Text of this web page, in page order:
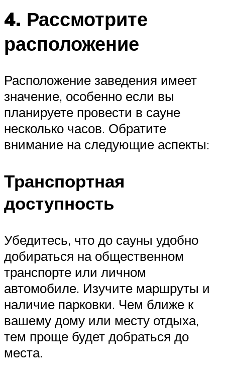
4. Рассмотрите
расположение
Расположение заведения имеет
значение, особенно если вы
планируете провести в сауне
несколько часов. Обратите
внимание на следующие аспекты:
Транспортная
доступность
Убедитесь, что до сауны удобно
добираться на общественном
транспорте или личном
автомобиле. Изучите маршруты и
наличие парковки. Чем ближе к
вашему дому или месту отдыха,
тем проще будет добраться до
места.